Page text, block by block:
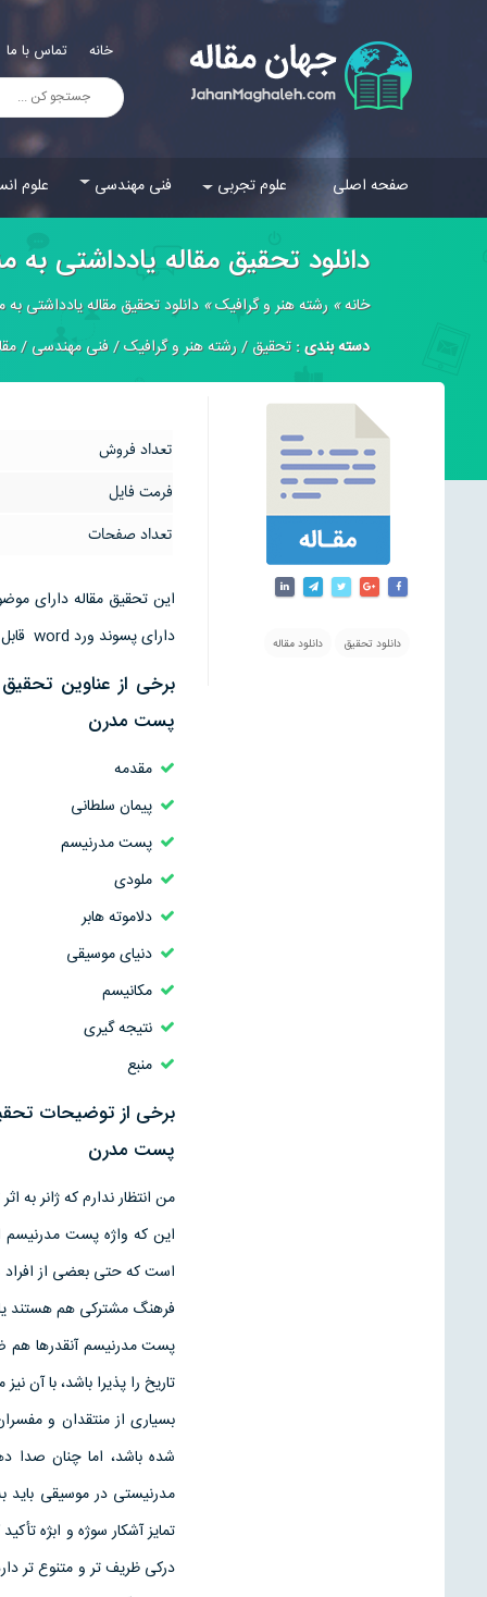
خانه تماس با ما
صفحه اصلی علوم تجربی فنی مهندسی علوم
دانلود تحقیق مقاله يادداشتى
خانه» رشته هنر و گرافیک» دانلود تحقیق مقاله يادداشتى
دسته بندی :تحقیق/رشته هنر و گرافیک/فنی مهندسی/
دانلود تحقیق دانلود مقاله
تعداد فروش
فرمت فایل
تعداد صفحات
دارای پسوند ورد word قابل ویرایش است
برخی از عناوین
پست مدرن
مقدمه
پیمان سلطانی
پست مدرنيسم
ملودى
دلاموته هابر
دنياى موسيقى
مكانيسم
نتیجه گیری
منبع
برخی از توضیحات
پست مدرن
من انتظار ندارم كه ژانر
اين كه واژه پست مدرنيسم
است كه حتى بعضى از افراد
فرهنگ مشتركى هم هستند
پست مدرنيسم آنقدرها
تاريخ را پذيرا باشد، با آن
بسيارى از منتقدان و
شده باشد، اما چنان
مدرنيستى در موسيقى بايد
تمايز آشكار سوژه و ابژه
دركى ظريف تر و متنوع تر